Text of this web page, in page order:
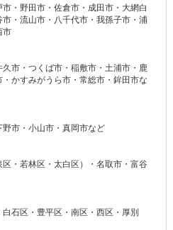
・野田市・佐倉市・成田市・大網白
・流山市・八千代市・我孫子市・浦
市
市・つくば市・稲敷市・土浦市・鹿
かすみがうら市・常総市・鉾田市な
市・小山市・真岡市など
・若林区・太白区）・名取市・富谷
石区・豊平区・南区・西区・厚別